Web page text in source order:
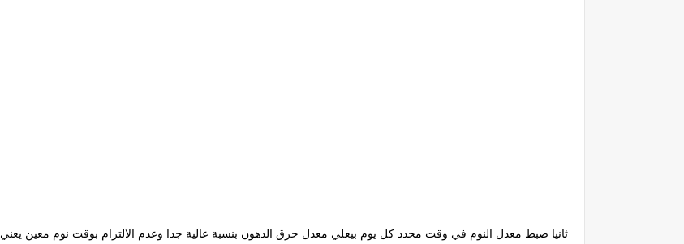
ثانيا ضبط معدل النوم في وقت محدد كل يوم بيعلي معدل حرق الدهون بنسبة عالية جدا وعدم الالتزام بوقت نوم معين يعني